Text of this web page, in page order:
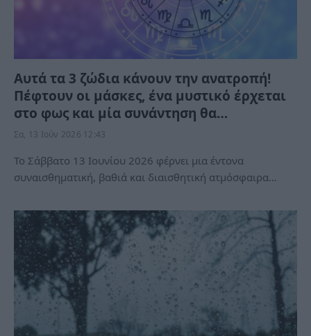
Αυτά τα 3 ζώδια κάνουν την ανατροπή!
Πέφτουν οι μάσκες, ένα μυστικό έρχεται
στο φως και μία συνάντηση θα…
Σα, 13 Ιούν 2026 12:43
Το Σάββατο 13 Ιουνίου 2026 φέρνει μια έντονα
συναισθηματική, βαθιά και διαισθητική ατμόσφαιρα…